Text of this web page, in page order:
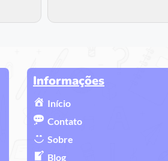
Informações
Início
Contato
Sobre
Blog